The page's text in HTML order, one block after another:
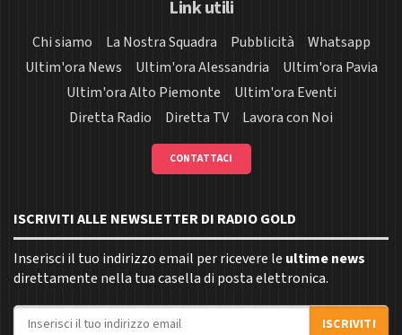
Link utili
Chi siamo La Nostra Squadra Pubblicità
Whatsapp
Ultim'ora News
Ultim'ora Alessandria
Ultim'ora Pavia
Ultim'ora Alto Piemonte
Ultim'ora Eventi
Diretta Radio
Diretta TV Lavora con Noi
CONTATTACI
ISCRIVITI ALLE NEWSLETTER DI RADIO GOLD
Inserisci il tuo indirizzo email per ricevere le ultime news
direttamente nella tua casella di posta elettronica.
Indirizzo email
ISCRIVITI